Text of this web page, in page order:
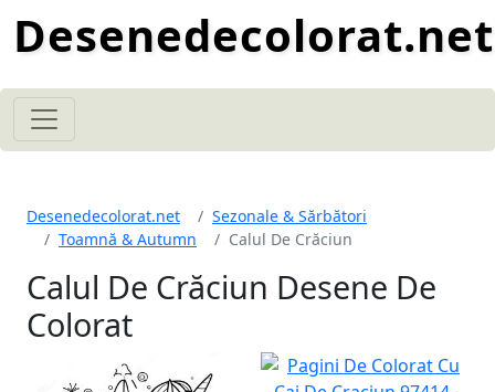
Desenedecolorat.net
Desenedecolorat.net
Sezonale & Sărbători
Toamnă & Autumn
Calul De Crăciun
Calul De Crăciun Desene De
Colorat